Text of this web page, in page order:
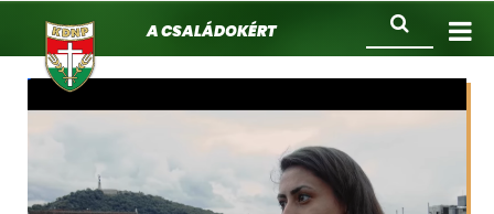
tartalomra
KDNPA családokért.